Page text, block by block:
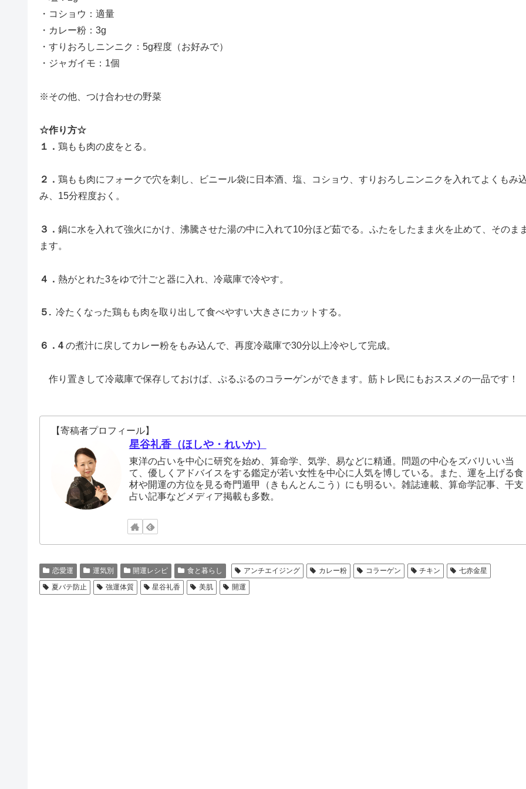
・コショウ：適量
・カレー粉：3g
・すりおろしニンニク：5g程度（お好みで）
・ジャガイモ：1個
※その他、つけ合わせの野菜
☆作り方☆
１． 鶏もも肉の皮をとる。
２． 鶏もも肉にフォークで穴を刺し、ビニール袋に日本酒、塩、コショウ、すりおろしニンニクを入れてよくもみ
み、15分程度おく。
３． 鍋に水を入れて強火にかけ、沸騰させた湯の中に入れて10分ほど茹でる。ふたをしたまま火を止めて、そのま
ます。
４． 熱がとれた3をゆで汁ごと器に入れ、冷蔵庫で冷やす。
５. 冷たくなった鶏もも肉を取り出して食べやすい大きさにカットする。
６．4 の煮汁に戻してカレー粉をもみ込んで、再度冷蔵庫で30分以上冷やして完成。
作り置きして冷蔵庫で保存しておけば、ぷるぷるのコラーゲンができます。筋トレ民にもおススメの一品です！
【寄稿者プロフィール】
星谷礼香（ほしや・れいか）
東洋の占いを中心に研究を始め、算命学、気学、易などに精通。問題の中心をズバリいい当
て、優しくアドバイスをする鑑定が若い女性を中心に人気を博している。また、運を上げる食
材や開運の方位を見る奇門遁甲（きもんとんこう）にも明るい。雑誌連載、算命学記事、干支
占い記事などメディア掲載も多数。
恋愛運 運気別 開運レシピ 食と暮らし アンチエイジング カレー粉 コラーゲン チキン
七赤金星
夏バテ防止
強運体質 星谷礼香 美肌 開運